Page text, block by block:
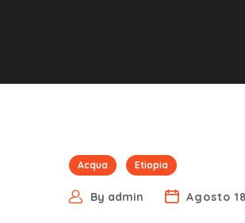
Acqua Etiopia
By admin Agosto